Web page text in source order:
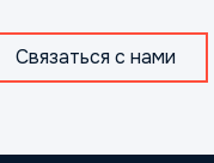
Связаться с нами